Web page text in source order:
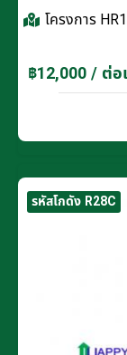
โครงการ
฿12,000 / ต่อ
รหัสโกดัง R28C